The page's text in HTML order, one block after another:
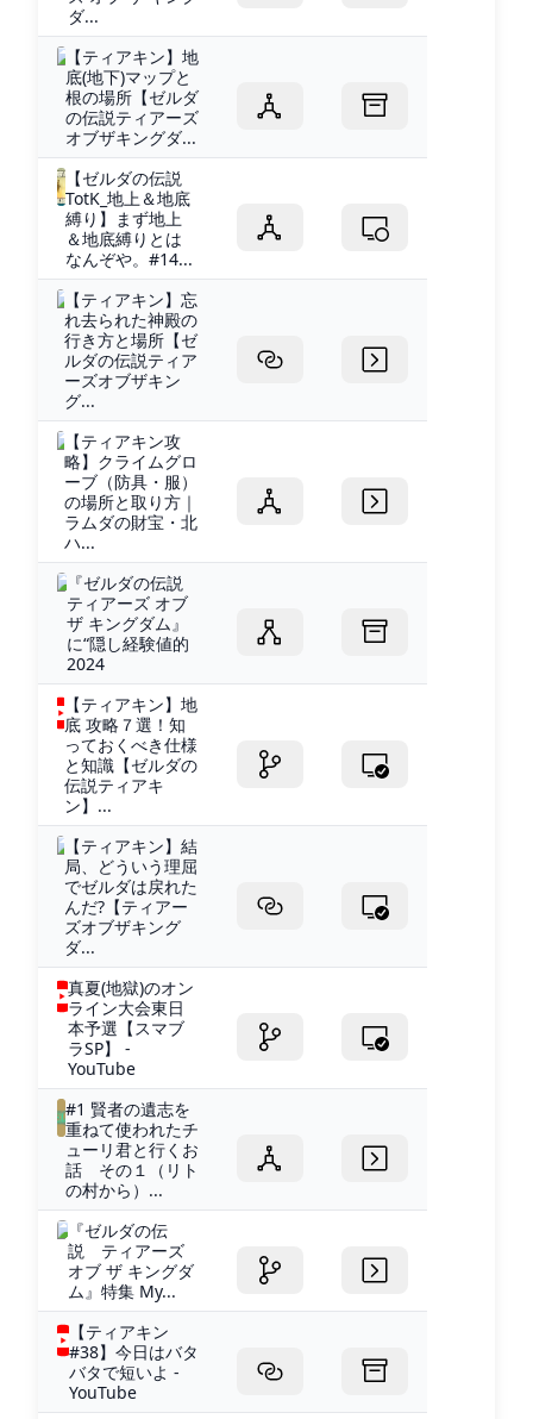
ダ...
【ティアキン】地
底(地下)マップと
根の場所【ゼルダ
の伝説ティアーズ
オブザキングダ...
【ゼルダの伝説
TotK_地上＆地底
縛り】まず地上
＆地底縛りとは
なんぞや。#14...
【ティアキン】忘
れ去られた神殿の
行き方と場所【ゼ
ルダの伝説ティア
ーズオブザキン
グ...
【ティアキン攻
略】クライムグロ
ーブ（防具・服）
の場所と取り方｜
ラムダの財宝・北
ハ...
『ゼルダの伝説
ティアーズ オブ
ザ キングダム』
に“隠し経験値的
2024
【ティアキン】地
底 攻略７選！知
っておくべき仕様
と知識【ゼルダの
伝説ティアキ
ン】...
【ティアキン】結
局、どういう理屈
でゼルダは戻れた
んだ?【ティアー
ズオブザキング
ダ...
真夏(地獄)のオン
ライン大会東日
本予選【スマブ
ラSP】 -
YouTube
#1 賢者の遺志を
重ねて使われたチ
ューリ君と行くお
話 その１（リト
の村から）...
『ゼルダの伝
説 ティアーズ
オブ ザ キングダ
ム』特集 My...
【ティアキン
#38】今日はバタ
バタで短いよ -
YouTube